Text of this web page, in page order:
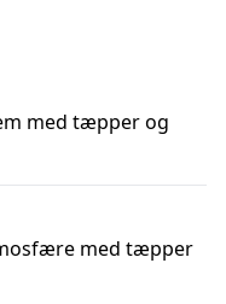
med tæpper og
med tæpper